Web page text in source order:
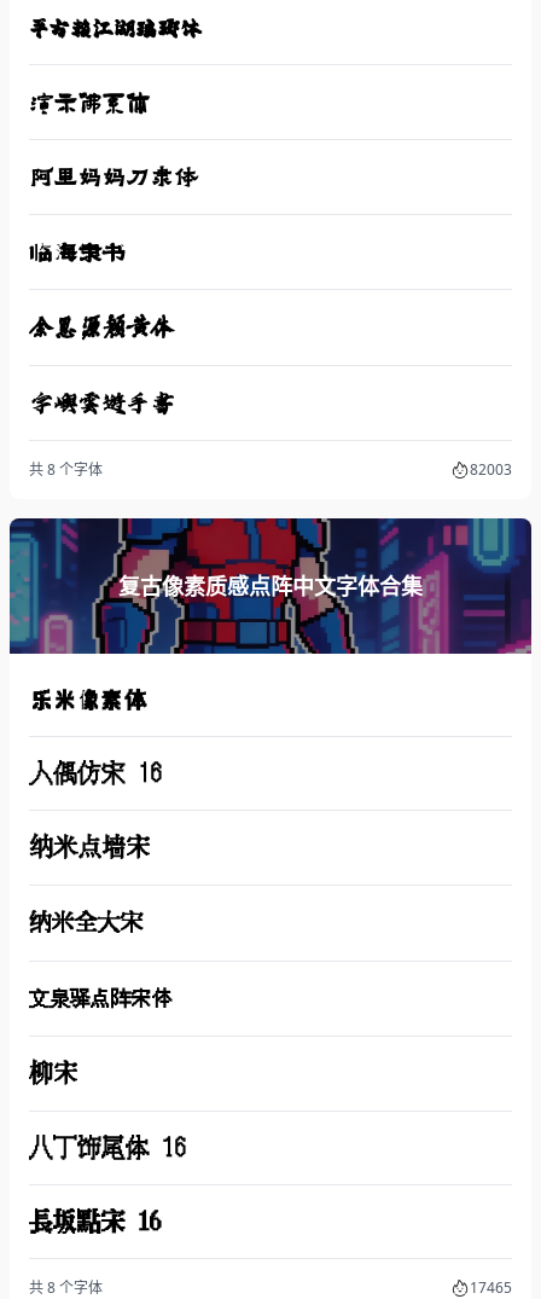
平方赖江湖琅琊体
演示佛系体
阿里妈妈刀隶体
临海隶书
余思源颜黄体
字嶼雲遊手書
共 8 个字体 82003
复古像素质感点阵中文字体合集
乐米像素体
人偶仿宋 16
纳米点墙宋
纳米全大宋
文泉驿点阵宋体
柳宋
八丁饰尾体 16
長坂點宋 16
共 8 个字体 17465